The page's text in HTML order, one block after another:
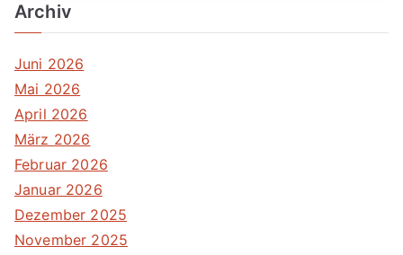
Archiv
Juni 2026
Mai 2026
April 2026
März 2026
Februar 2026
Januar 2026
Dezember 2025
November 2025